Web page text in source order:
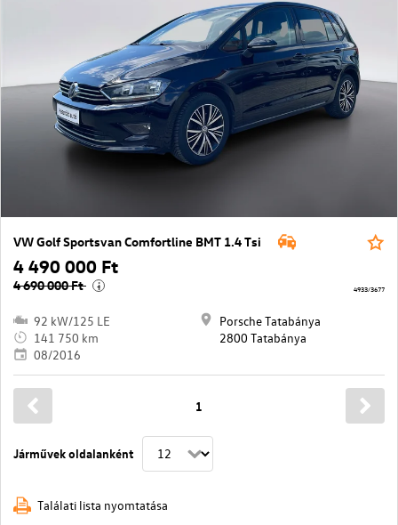
VW Golf Sportsvan Comfortline BMT 1.4 Tsi
4 490 000 Ft
4 690 000 Ft i
92 kW/125 LE
141 750 km
08/2016
Porsche Tatabánya
2800 Tatabánya
4933/3677
Járművek oldalanként
1
Találati lista nyomtatása